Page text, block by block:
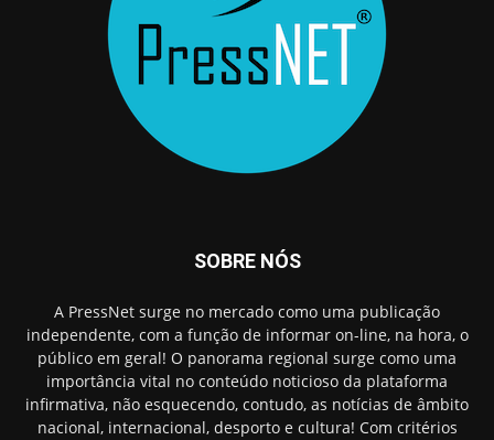
SOBRE NÓS
A PressNet surge no mercado como uma publicação
independente, com a função de informar on-line, na hora, o
público em geral! O panorama regional surge como uma
importância vital no conteúdo noticioso da plataforma
infirmativa, não esquecendo, contudo, as notícias de âmbito
nacional, internacional, desporto e cultura! Com critérios